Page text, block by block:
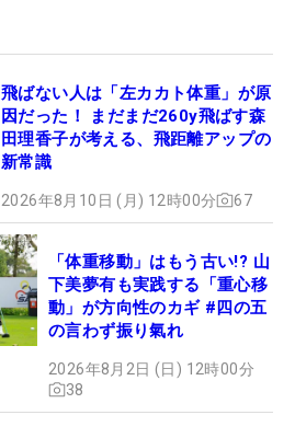
飛ばない人は「左カカト体重」が原
因だった！ まだまだ260y飛ばす森
田理香子が考える、飛距離アップの
新常識
2026年8月10日 (月) 12時00分 67
「体重移動」はもう古い!? 山
下美夢有も実践する「重心移
動」が方向性のカギ #四の五
の言わず振り氣れ
2026年8月2日 (日) 12時00分
38